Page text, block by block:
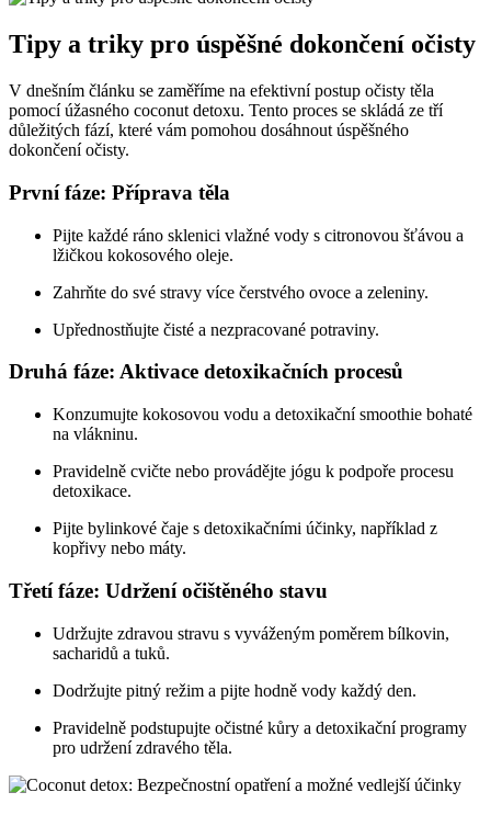
Tipy a triky pro úspěšné dokončení očisty
V dnešním článku se zaměříme na efektivní postup očisty těla
pomocí úžasného coconut detoxu. Tento proces se skládá ze tří
důležitých fází, které vám pomohou dosáhnout úspěšného
dokončení očisty.
První fáze: Příprava těla
Pijte každé ráno sklenici vlažné vody s citronovou šťávou a
lžičkou kokosového oleje.
Zahrňte do své stravy více čerstvého ovoce a zeleniny.
Upřednostňujte čisté a nezpracované potraviny.
Druhá fáze: Aktivace detoxikačních procesů
Konzumujte kokosovou vodu a detoxikační smoothie bohaté
na vlákninu.
Pravidelně cvičte nebo provádějte jógu k podpoře procesu
detoxikace.
Pijte bylinkové čaje s detoxikačními účinky, například z
kopřivy nebo máty.
Třetí fáze: Udržení očištěného stavu
Udržujte zdravou stravu s vyváženým poměrem bílkovin,
sacharidů a tuků.
Dodržujte pitný režim a pijte hodně vody každý den.
Pravidelně podstupujte očistné kůry a detoxikační programy
pro udržení zdravého těla.